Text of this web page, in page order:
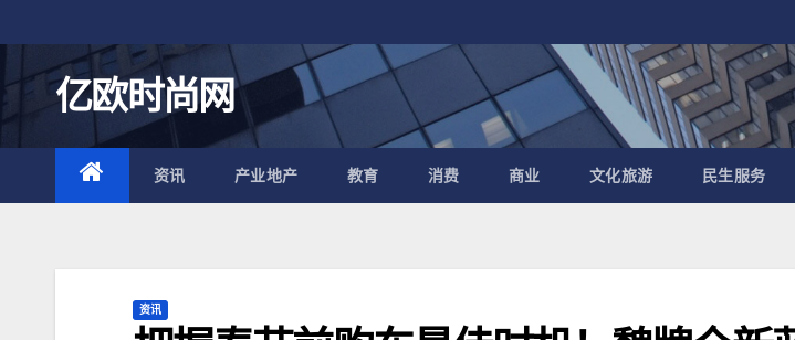
至
内
容
亿欧时尚网
资讯 产业地产 教育 消费 商业 文化旅游 民生服务
资讯